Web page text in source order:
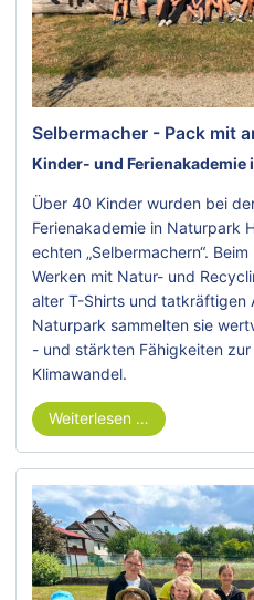
Selbermacher - Pack mit
Kinder- und Ferienakademie
Über 40 Kinder wurden bei
Ferienakademie in Naturpark
echten „Selbermachern“.
Werken mit Natur- und
alter T-Shirts und tatkräftigen
Naturpark sammelten sie
- und stärkten Fähigkeiten
Klimawandel.
Weiterlesen …